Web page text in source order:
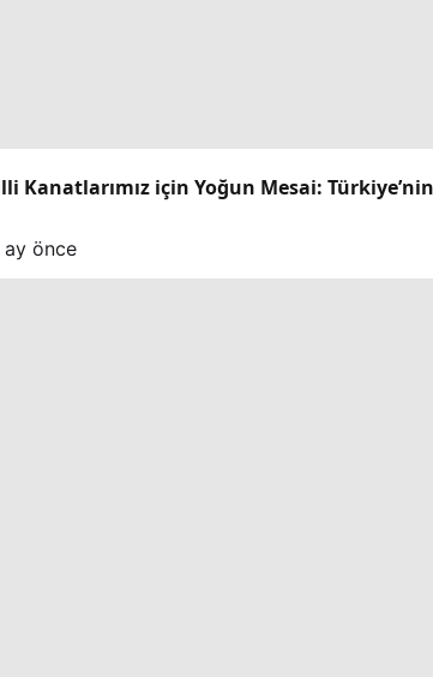
Kanatlarımız için Yoğun Mesai:
ay önce